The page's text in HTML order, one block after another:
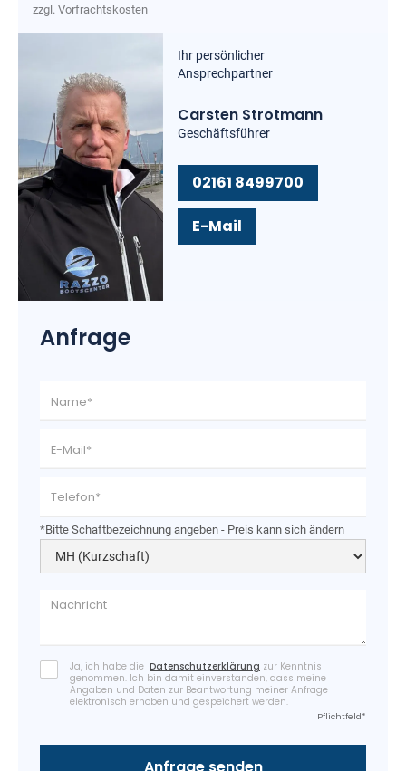
zzgl. Vorfrachtskosten
Ihr persönlicher
Ansprechpartner
Carsten Strotmann
Geschäftsführer
02161 8499700
E-Mail
Anfrage
*Bitte Schaftbezeichnung angeben - Preis kann sich ändern
Ja, ich habe die Datenschutzerklärung zur Kenntnis
genommen. Ich bin damit einverstanden, dass meine
Angaben und Daten zur Beantwortung meiner Anfrage
elektronisch erhoben und gespeichert werden.
Pflichtfeld*